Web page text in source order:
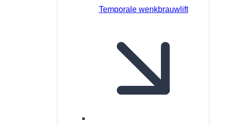
Temporale wenkbrauwlift